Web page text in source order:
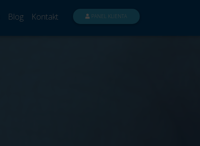
Blog Kontakt PANEL KLIENTA